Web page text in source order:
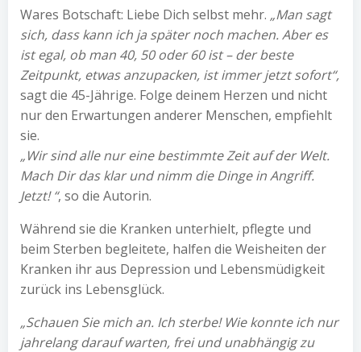
Wares Botschaft: Liebe Dich selbst mehr. „Man sagt
sich, dass kann ich ja später noch machen. Aber es
ist egal, ob man 40, 50 oder 60 ist – der beste
Zeitpunkt, etwas anzupacken, ist immer jetzt sofort“,
sagt die 45-Jährige. Folge deinem Herzen und nicht
nur den Erwartungen anderer Menschen, empfiehlt
sie.
„Wir sind alle nur eine bestimmte Zeit auf der Welt.
Mach Dir das klar und nimm die Dinge in Angriff.
Jetzt! “, so die Autorin.
Während sie die Kranken unterhielt, pflegte und
beim Sterben begleitete, halfen die Weisheiten der
Kranken ihr aus Depression und Lebensmüdigkeit
zurück ins Lebensglück.
„Schauen Sie mich an. Ich sterbe! Wie konnte ich nur
jahrelang darauf warten, frei und unabhängig zu